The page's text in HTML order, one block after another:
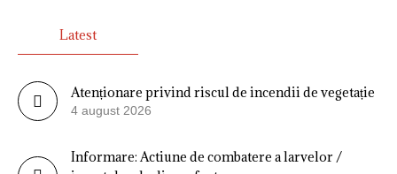
Latest
Atenționare privind riscul de incendii de vegetație
4 august 2026
Informare: Actiune de combatere a larvelor /